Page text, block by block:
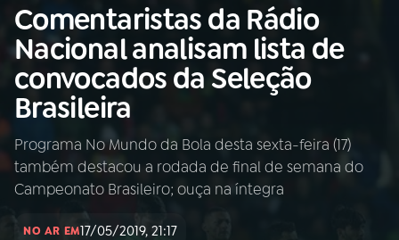
Buscar
na
Rádio
Nacional
Buscar
01 INÍCIO
02A RÁDIO
Comentaristas da Rádio
Nacional analisam lista de
convocados da Seleção
Brasileira
Programa No Mundo da Bola desta sexta-feira (17)
também destacou a rodada de final de semana do
Campeonato Brasileiro; ouça na íntegra
NO AR EM17/05/2019, 21:17